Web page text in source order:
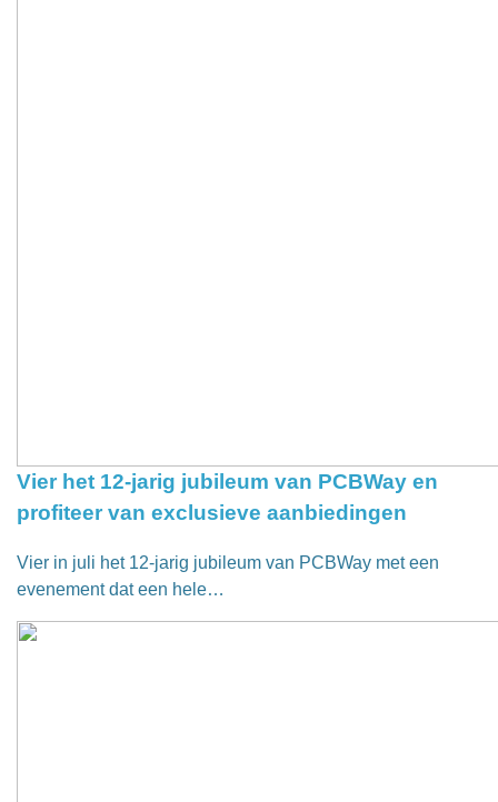
Vier het 12-jarig jubileum van PCBWay en
profiteer van exclusieve aanbiedingen
Vier in juli het 12-jarig jubileum van PCBWay met een
evenement dat een hele…